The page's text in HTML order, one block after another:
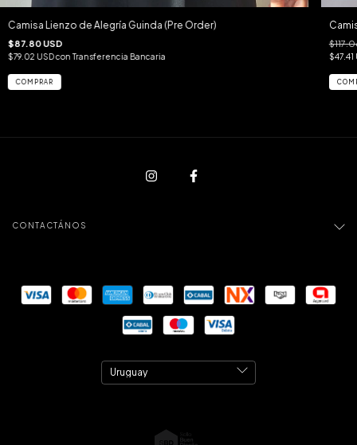
Camisa Lienzo de Alegría Guinda (Pre Order)
$87.80 USD
$79.02 USDcon Transferencia Bancaria $47.41
CONTACTÁNOS